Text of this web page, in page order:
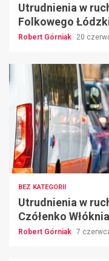
Utrudnienia w
Folkowego
Robert Górniak 20
BEZ KATEGORII
Utrudnienia w
Czółenko
Robert Górniak 7